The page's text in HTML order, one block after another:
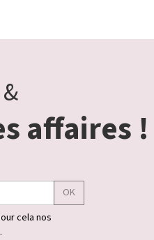
affaires !
OK
cela nos